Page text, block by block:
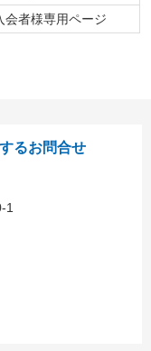
会者様専用ページ
るお問合せ
1